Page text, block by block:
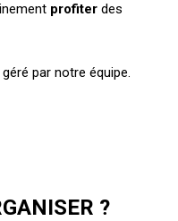
profiter des
par notre équipe.
?